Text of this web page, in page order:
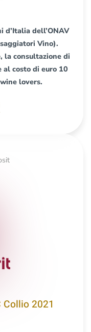
d’Italia dell’ONAV
Vino).
la consultazione di
al costo di euro 10
lovers.
2021